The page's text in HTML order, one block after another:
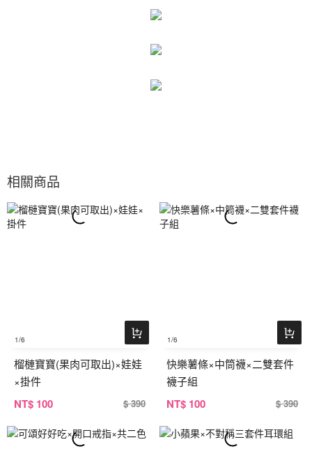
相關商品
1/6
榴槤寶寶(果肉可取出)×娃娃
×掛件
NT$ 100 $ 390
1/6
快樂薯條×中筒襪×二雙套件
襪子組
NT$ 100 $ 390